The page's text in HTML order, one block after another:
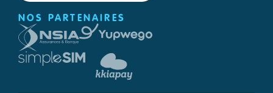
NOS PARTENAIRES